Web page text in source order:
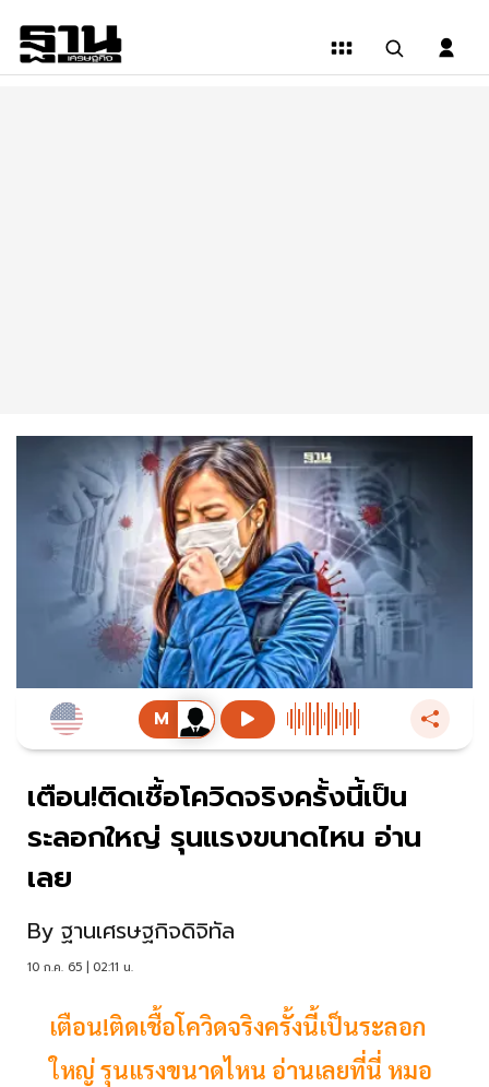
เตือน!ติดเชื้อโควิดจริงครั้งนี้เป็น
ระลอกใหญ่ รุนแรงขนาดไหน อ่าน
เลย
By ฐานเศรษฐกิจดิจิทัล
10 ก.ค. 65 | 02:11 น.
เตือน!ติดเชื้อโควิดจริงครั้งนี้เป็นระลอก
ใหญ่ รุนแรงขนาดไหน อ่านเลยที่นี่ หมอ